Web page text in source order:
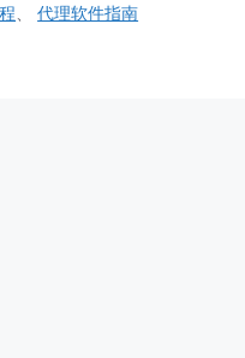
、代理软件指南